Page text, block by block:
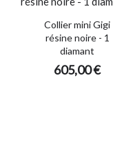
Collier mini Gigi
résine noire - 1
diamant
605,00 €